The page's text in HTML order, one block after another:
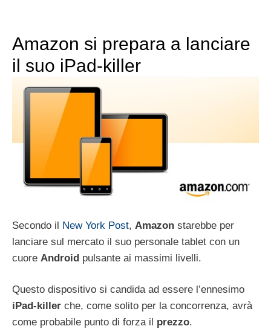
Amazon si prepara a lanciare
il suo iPad-killer
Secondo il New York Post, Amazon starebbe per
lanciare sul mercato il suo personale tablet con un
cuore Android pulsante ai massimi livelli.
Questo dispositivo si candida ad essere l’ennesimo
iPad-killer che, come solito per la concorrenza, avrà
come probabile punto di forza il prezzo.